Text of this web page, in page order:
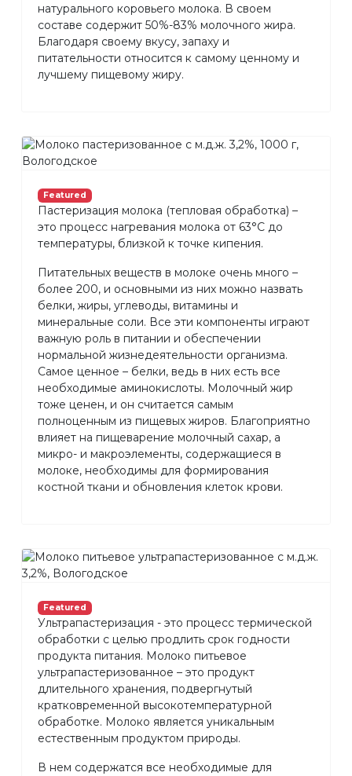
натурального коровьего молока. В своем
составе содержит 50%-83% молочного жира.
Благодаря своему вкусу, запаху и
питательности относится к самому ценному и
лучшему пищевому жиру.
Featured
Пастеризация молока (тепловая обработка) –
это процесс нагревания молока от 63°С до
температуры, близкой к точке кипения.
Питательных веществ в молоке очень много –
более 200, и основными из них можно назвать
белки, жиры, углеводы, витамины и
минеральные соли. Все эти компоненты играют
важную роль в питании и обеспечении
нормальной жизнедеятельности организма.
Самое ценное – белки, ведь в них есть все
необходимые аминокислоты. Молочный жир
тоже ценен, и он считается самым
полноценным из пищевых жиров. Благоприятно
влияет на пищеварение молочный сахар, а
микро- и макроэлементы, содержащиеся в
молоке, необходимы для формирования
костной ткани и обновления клеток крови.
Featured
Ультрапастеризация - это процесс термической
обработки с целью продлить срок годности
продукта питания. Молоко питьевое
ультрапастеризованное – это продукт
длительного хранения, подвергнутый
кратковременной высокотемпературной
обработке. Молоко является уникальным
естественным продуктом природы.
В нем содержатся все необходимые для